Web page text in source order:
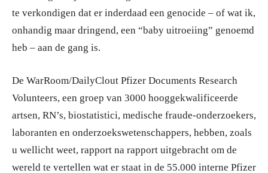
te verkondigen dat er inderdaad een genocide – of wat ik,
onhandig maar dringend, een “baby uitroeiing” genoemd
heb – aan de gang is.
De WarRoom/DailyClout Pfizer Documents Research
Volunteers, een groep van 3000 hooggekwalificeerde
artsen, RN’s, biostatistici, medische fraude-onderzoekers,
laboranten en onderzoekswetenschappers, hebben, zoals
u wellicht weet, rapport na rapport uitgebracht om de
wereld te vertellen wat er staat in de 55.000 interne Pfizer